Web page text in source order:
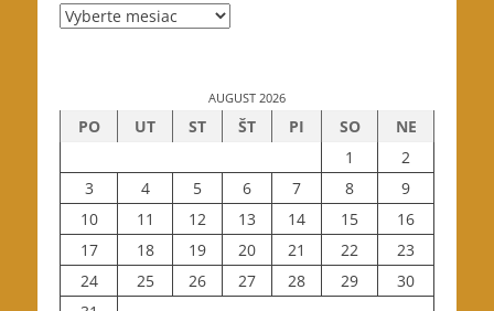
Archív
AUGUST 2026
PO UT ST ŠT PI SO
NE
1
2
3
4 5 6 7 8
9
10
11 12 13 14 15
16
17
18 19 20 21 22
23
24
25 26 27 28 29
30